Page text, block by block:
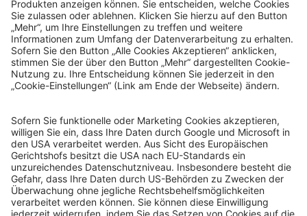
© Sachsenlotto 2026
sachsenlotto.de–
das Glück ist so nah.
Alle Angaben ohne Gewähr.